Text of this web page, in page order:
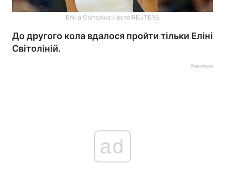
Еліна Світоліна / фото REUTERS
До другого кола вдалося пройти тільки Еліні
Світоліній.
Реклама
ad